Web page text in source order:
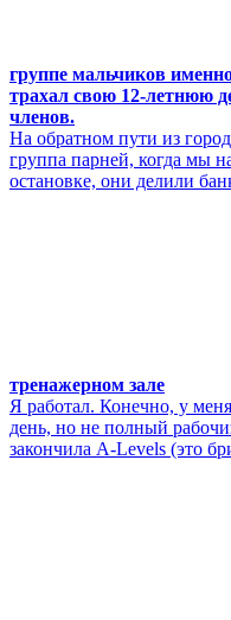
группе мальчиков
трахал свою 12-летнюю
членов.
На обратном пути из
группа парней, когда мы
остановке, они делили
тренажерном зале
Я работал. Конечно, у
день, но не полный
закончила A-Levels (это